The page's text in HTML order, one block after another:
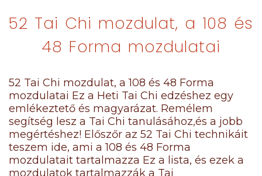
52 Tai Chi mozdulat, a 108 és
48 Forma mozdulatai
52 Tai Chi mozdulat, a 108 és 48 Forma
mozdulatai Ez a Heti Tai Chi edzéshez egy
emlékeztető és magyarázat. Remélem
segítség lesz a Tai Chi tanulásához,és a jobb
megértéshez! Előszőr az 52 Tai Chi technikáit
teszem ide, ami a 108 és 48 Forma
mozdulatait tartalmazza Ez a lista, és ezek a
mozdulatok tartalmazzák a Tai